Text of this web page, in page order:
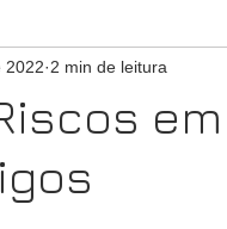
2022 2 min de leitura